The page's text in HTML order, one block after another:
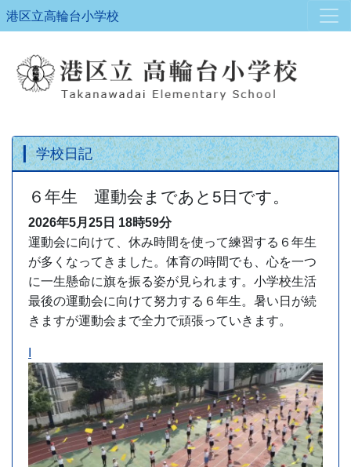
港区立高輪台小学校
学校日記
６年生 運動会まであと5日です。
2026年5月25日 18時59分
運動会に向けて、休み時間を使って練習する６年生
が多くなってきました。体育の時間でも、心を一つ
に一生懸命に旗を振る姿が見られます。小学校生活
最後の運動会に向けて努力する６年生。暑い日が続
きますが運動会まで全力で頑張っていきます。